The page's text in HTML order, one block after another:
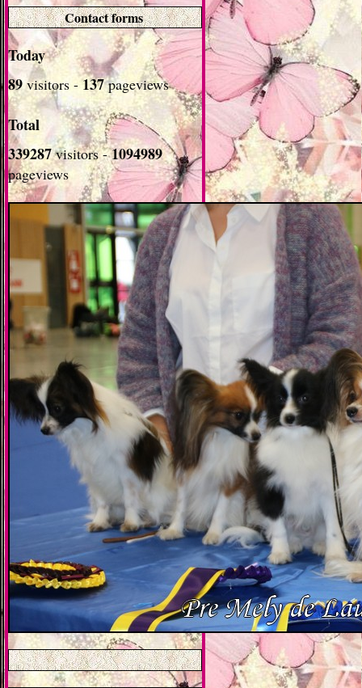
Contact forms
Today
89visitors -137pageviews
Total
339287visitors -1094989
pageviews